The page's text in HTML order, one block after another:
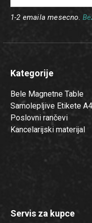
1-2 emaila mesecno.
Kategorije
Bele Magnetne Table
Samolepljive Etikete A4
Poslovni rančevi
Kancelarijski materijal
Servis za kupce